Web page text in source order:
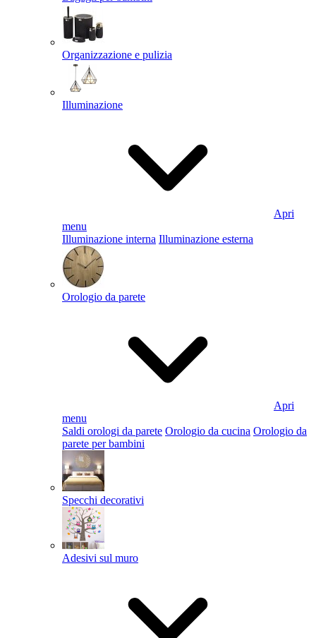
Organizzazione e pulizia
Illuminazione
Apri
menu
Illuminazione interna Illuminazione esterna
Orologio da parete
Apri
menu
Saldi orologi da parete Orologio da cucina Orologio da
parete per bambini
Specchi decorativi
Adesivi sul muro